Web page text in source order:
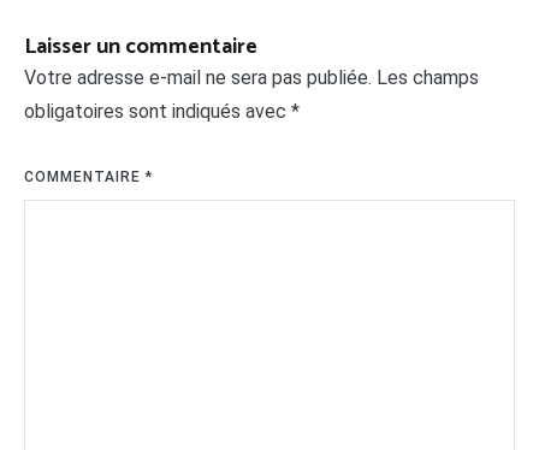
Laisser un commentaire
Votre adresse e-mail ne sera pas publiée. Les champs
obligatoires sont indiqués avec *
COMMENTAIRE*